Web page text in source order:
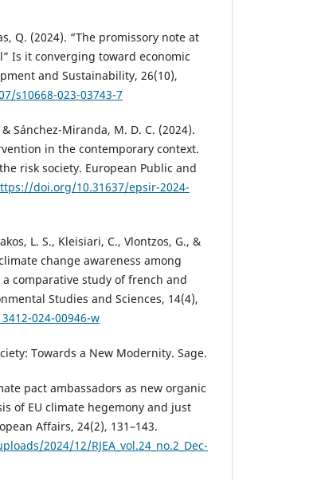
Q. (2024). “The promissory note at
Is it converging toward economic
and Sustainability, 26(10),
s10668-023-03743-7
Sánchez-Miranda, M. D. C. (2024).
in the contemporary context.
risk society. European Public and
doi.org/10.31637/epsir-2024-
L. S., Kleisiari, C., Vlontzos, G., &
change awareness among
comparative study of french and
Studies and Sciences, 14(4),
024-00946-w
Towards a New Modernity. Sage.
pact ambassadors as new organic
of EU climate hegemony and just
Affairs, 24(2), 131–143.
2024/12/RJEA_vol.24_no.2_Dec-